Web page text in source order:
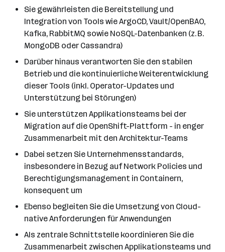
Sie gewährleisten die Bereitstellung und
Integration von Tools wie ArgoCD, Vault/OpenBAO,
Kafka, RabbitMQ sowie NoSQL-Datenbanken (z. B.
MongoDB oder Cassandra)
Darüber hinaus verantworten Sie den stabilen
Betrieb und die kontinuierliche Weiterentwicklung
dieser Tools (inkl. Operator-Updates und
Unterstützung bei Störungen)
Sie unterstützen Applikationsteams bei der
Migration auf die OpenShift-Plattform - in enger
Zusammenarbeit mit den Architektur-Teams
Dabei setzen Sie Unternehmensstandards,
insbesondere in Bezug auf Network Policies und
Berechtigungsmanagement in Containern,
konsequent um
Ebenso begleiten Sie die Umsetzung von Cloud-
native Anforderungen für Anwendungen
Als zentrale Schnittstelle koordinieren Sie die
Zusammenarbeit zwischen Applikationsteams und